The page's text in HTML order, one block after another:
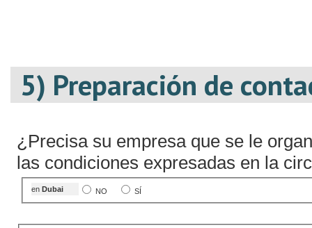
5) Preparación de
¿Precisa su empresa que se le
las condiciones expresadas en la
en Dubai NO SÍ